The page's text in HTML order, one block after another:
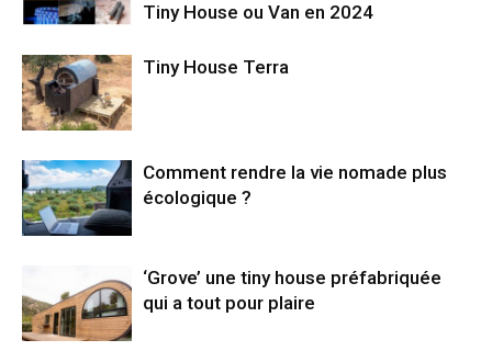
Tiny House ou Van en 2024
Tiny House Terra
Comment rendre la vie nomade plus
écologique ?
‘Grove’ une tiny house préfabriquée
qui a tout pour plaire